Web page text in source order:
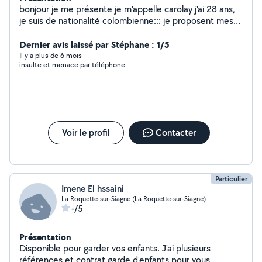
bonjour je me présente je m'appelle carolay j'ai 28 ans,
je suis de nationalité colombienne::: je proposent mes
sérieuse motivée et discrète a l'entretien de votre
maison
Dernier avis laissé par Stéphane : 1/5
Il y a plus de 6 mois
insulte et menace par téléphone
Voir le profil Contacter
Particulier
Imene El hssaini
La Roquette-sur-Siagne (La Roquette-sur-Siagne)
-/5
Présentation
Disponible pour garder vos enfants. J'ai plusieurs